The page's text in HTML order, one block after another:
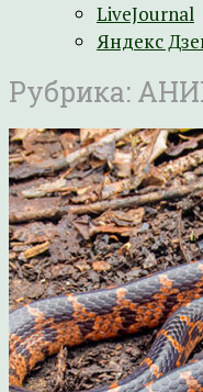
LiveJournal
Яндекс
Рубрика: